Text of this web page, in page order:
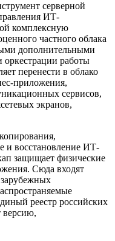
серверной
ИТ-
комплексную
частного облака
дополнительными
оркестрации работы
перенести в облако
приложения,
сервисов,
экранов,
и восстановление ИТ-
защищает физические
Сюда входят
реестр российских